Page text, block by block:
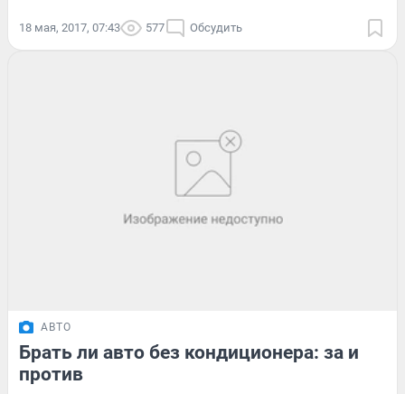
18 мая, 2017, 07:43 577 Обсудить
АВТО
Брать ли авто без кондиционера: за и
против